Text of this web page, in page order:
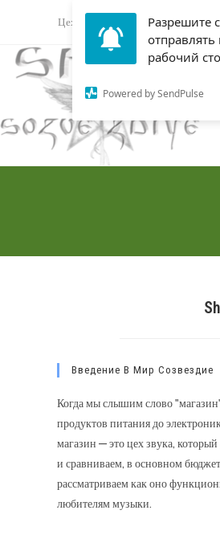
Разрешите
рабочий
Powered by SendPulse
содержимому
Цех звука: Sozvezdiye
Введение В Мир Созвездие
Когда мы слышим слово
продуктов питания до
магазин — это цех звука,
и сравниваем, в основном
рассматриваем как оно
любителям музыки.